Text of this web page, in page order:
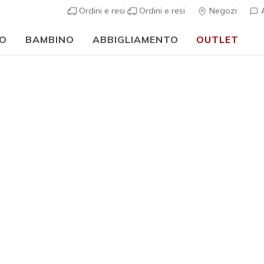
Ordini e resi Ordini e resi Negozi
BAMBINO ABBIGLIAMENTO OUTLET